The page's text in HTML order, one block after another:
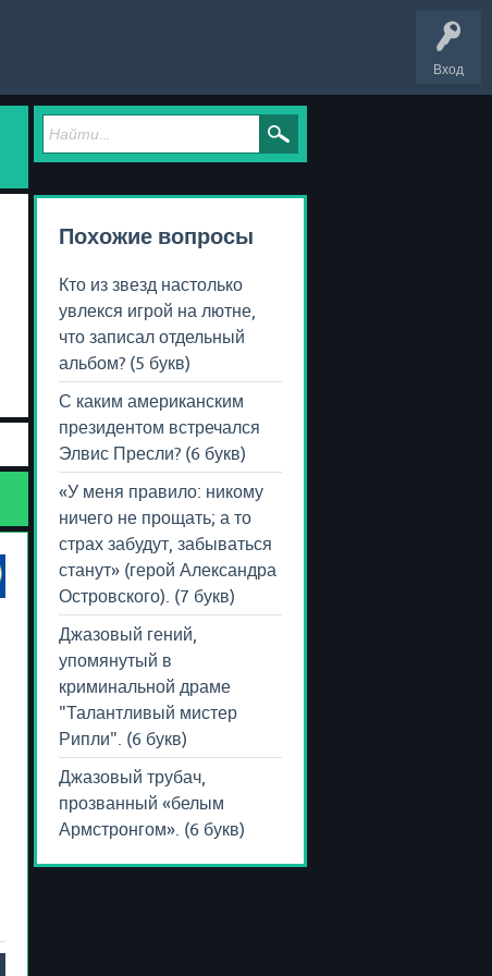
Вход
Похожие вопросы
Кто из звезд настолько
увлекся игрой на лютне,
что записал отдельный
альбом? (5 букв)
С каким американским
президентом встречался
Элвис Пресли? (6 букв)
«У меня правило: никому
ничего не прощать; а то
страх забудут, забываться
станут» (герой Александра
Островского). (7 букв)
Джазовый гений,
упомянутый в
криминальной драме
"Талантливый мистер
Рипли". (6 букв)
Джазовый трубач,
прозванный «белым
Армстронгом». (6 букв)